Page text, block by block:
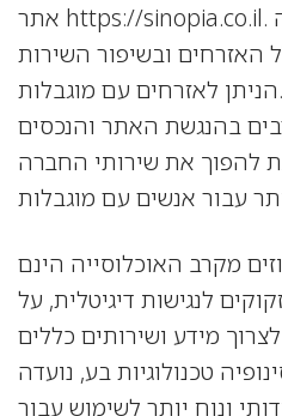
אתר https://sinopia.co.il. אנו רואים חשיבות רבה
האזרחים ובשיפור השירות
הניתן לאזרחים עם מוגבלות.
בהנגשת האתר והנכסים
להפוך את שירותי החברה
ישראל כ-20 אחוזים מקרב האוכלוסייה הינם
לנגישות דיגיטלית, על
טכנולוגיות בע, נועדה
ונוח יותר לשימוש עבור